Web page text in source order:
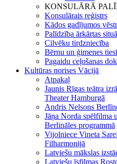
KONSULĀRĀ
Konsulārais reģistrs
Kādos gadījumos
Palīdzība ārkārtas
Cilvēku tirdzniecība
Bērnu un ģimenes
Pagaidu ceļošanas
Kultūras norises Vācijā
Atpakaļ
Jaunis Rīgas teātra
Theater Hamburgā
Andris Nelsons
Jāņa Norda spēlfilma
Berlināles programmā
Vijolniece Vineta
Filharmonijā
Latviešu mākslas
Latviešu īsfilmas